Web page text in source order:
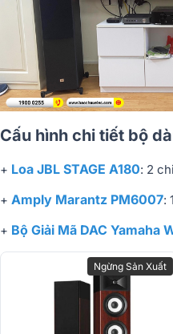
Cấu hình chi tiết bộ
+ Loa JBL STAGE A180: 2
+ Amply Marantz PM6007:
+ Bộ Giải Mã DAC Yamaha
Ngừng Sản Xuất